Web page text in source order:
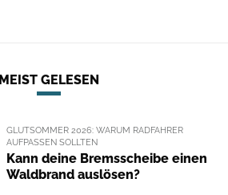
MEIST GELESEN
GLUTSOMMER 2026: WARUM RADFAHRER
AUFPASSEN SOLLTEN
Kann deine Bremsscheibe einen
Waldbrand auslösen?